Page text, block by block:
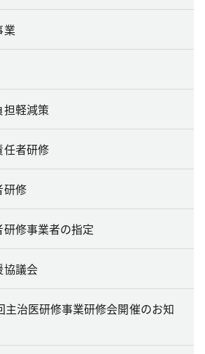
業
軽減策
任者研修
研修
修事業者の指定
協議会
主治医研修事業研修会開催のお知